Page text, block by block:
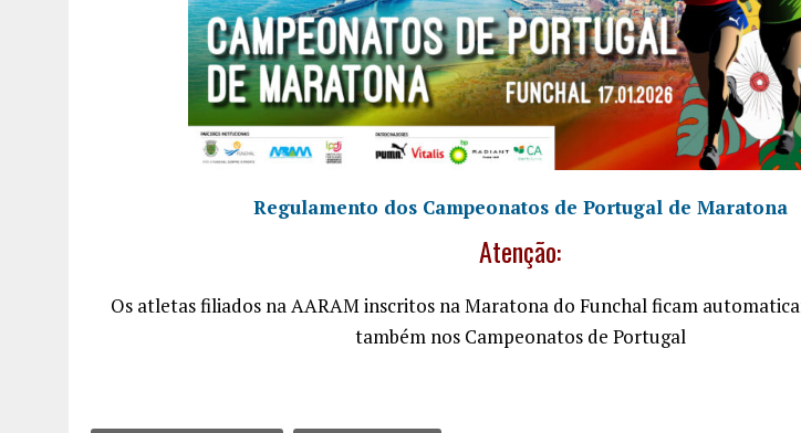
Regulamento dos Campeonatos de Portugal de Maratona
Atenção:
Os atletas filiados na AARAM inscritos na Maratona do Funchal ficam
também nos Campeonatos de Portugal